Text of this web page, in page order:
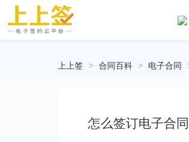
上上签 > 合同百科 > 电子合同
怎么签订电子合